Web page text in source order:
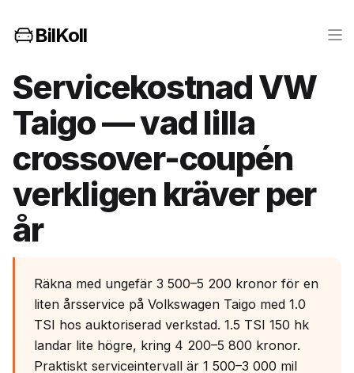
BilKoll
Servicekostnad VW
Taigo — vad lilla
crossover-coupén
verkligen kräver per
år
Räkna med ungefär 3 500–5 200 kronor för en
liten årsservice på Volkswagen Taigo med 1.0
TSI hos auktoriserad verkstad. 1.5 TSI 150 hk
landar lite högre, kring 4 200–5 800 kronor.
Praktiskt serviceintervall är 1 500–3 000 mil